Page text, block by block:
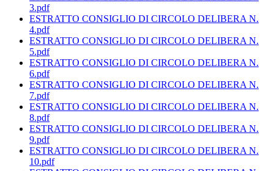
3.pdf
ESTRATTO CONSIGLIO DI CIRCOLO DELIBERA N.
4.pdf
ESTRATTO CONSIGLIO DI CIRCOLO DELIBERA N.
5.pdf
ESTRATTO CONSIGLIO DI CIRCOLO DELIBERA N.
6.pdf
ESTRATTO CONSIGLIO DI CIRCOLO DELIBERA N.
7.pdf
ESTRATTO CONSIGLIO DI CIRCOLO DELIBERA N.
8.pdf
ESTRATTO CONSIGLIO DI CIRCOLO DELIBERA N.
9.pdf
ESTRATTO CONSIGLIO DI CIRCOLO DELIBERA N.
10.pdf